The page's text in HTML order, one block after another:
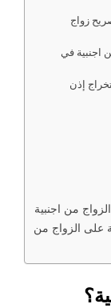
زواج
اجنبية في
إذن
من اجنبية
على الزواج من